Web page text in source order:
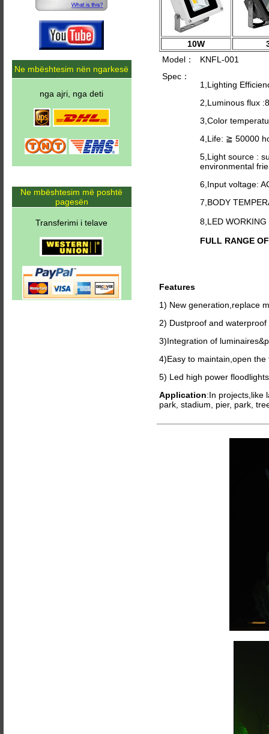
10W
Model：
KNFL-001
Spec：
1,Lighting
2,Luminous flux
3,Color
4,Life: ≧ 50000
5,Light source :
environmental
6,Input voltage:
7,BODY
8,LED WORKING
FULL RANGE
Features
1) New generation,replace
2) Dustproof and
3)Integration of
4)Easy to maintain,open
5) Led high power
Application:In projects,like
park, stadium, pier, park,
Ne mbështesim nën ngarkesë
nga ajri, nga deti
Ne mbështesim më poshtë
pagesën
Transferimi i telave